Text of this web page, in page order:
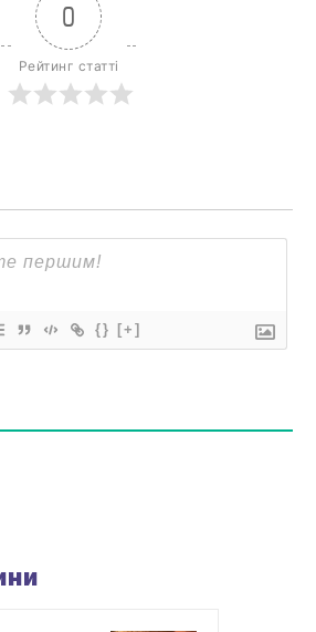
0
Рейтинг статті
{} [+]